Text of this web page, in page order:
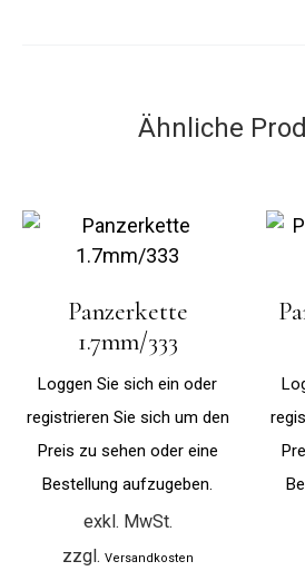
Ähnliche
Panzerkette
1.7mm/333
Loggen Sie sich ein oder
registrieren Sie sich um den
Preis zu sehen oder eine
Bestellung aufzugeben.
exkl. MwSt.
zzgl. Versandkosten